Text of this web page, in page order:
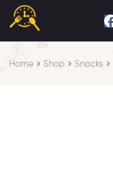
Home Shop Snacks